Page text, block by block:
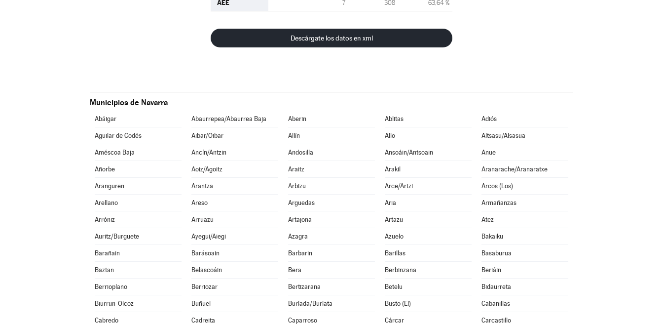
AEE 7 308 63,64 %
Descárgate los datos en xml
Municipios de Navarra
Abáigar Abaurrepea/Abaurrea Baja Aberin Ablitas Adiós
Aguilar de Codés Aibar/Oibar Allín Allo Altsasu/Alsasua
Améscoa Baja Ancín/Antzin Andosilla Ansoáin/Antsoain Anue
Añorbe Aoiz/Agoitz Araitz Arakil Aranarache/Aranaratxe
Aranguren Arantza Arbizu Arce/Artzi Arcos (Los)
Arellano Areso Arguedas Aria Armañanzas
Arróniz Arruazu Artajona Artazu Atez
Auritz/Burguete Ayegui/Aiegi Azagra Azuelo Bakaiku
Barañain Barásoain Barbarin Barillas Basaburua
Baztan Belascoáin Bera Berbinzana Beriáin
Berrioplano Berriozar Bertizarana Betelu Bidaurreta
Biurrun-Olcoz Buñuel Burlada/Burlata Busto (El) Cabanillas
Cabredo Cadreita Caparroso Cárcar Carcastillo